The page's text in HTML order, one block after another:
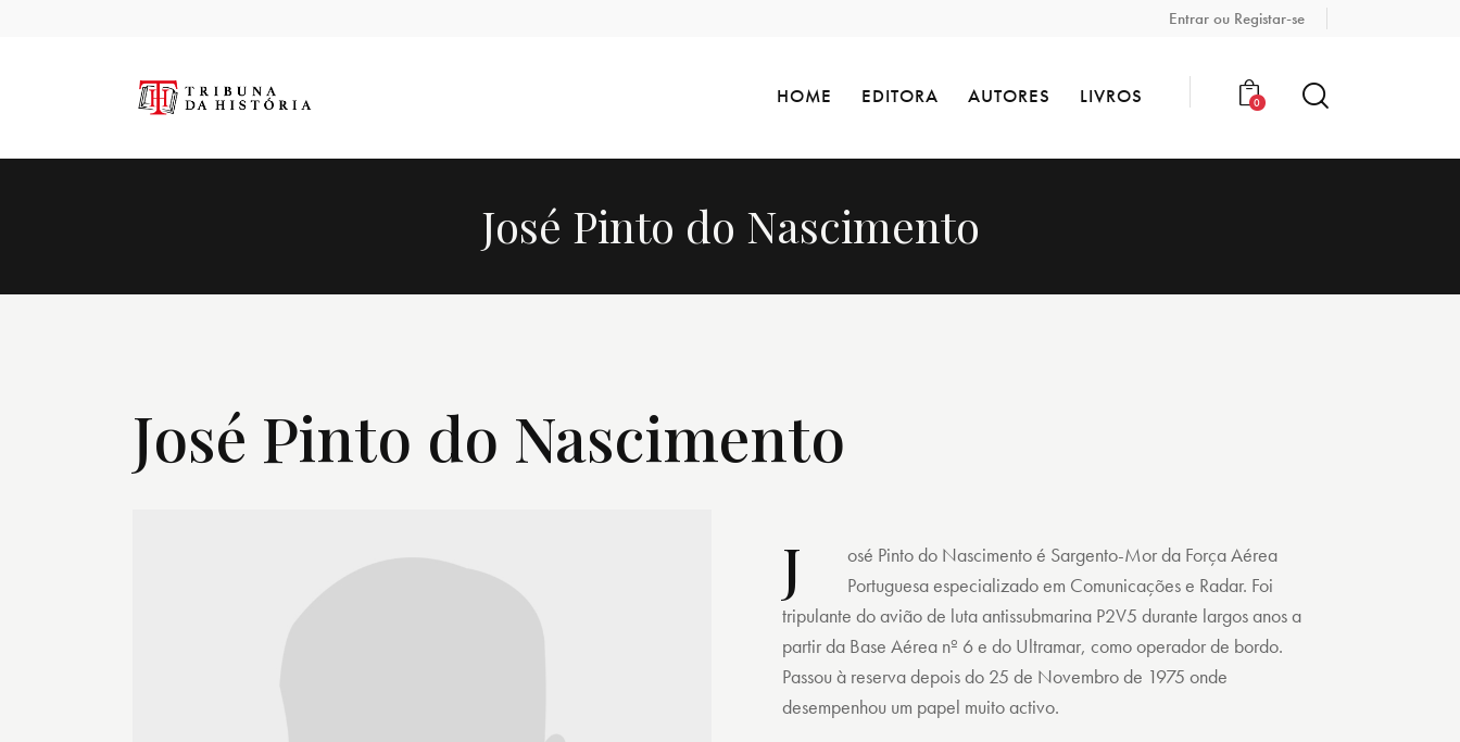
Entrar ou Registar-se
HOME EDITORA AUTORES LIVROS 0
José Pinto do Nascimento
José Pinto do Nascimento
J
osé Pinto do Nascimento é Sargento-Mor da Força Aérea
Portuguesa especializado em Comunicações e Radar. Foi
tripulante do avião de luta antissubmarina P2V5 durante largos anos a
partir da Base Aérea nº 6 e do Ultramar, como operador de bordo.
Passou à reserva depois do 25 de Novembro de 1975 onde
desempenhou um papel muito activo.